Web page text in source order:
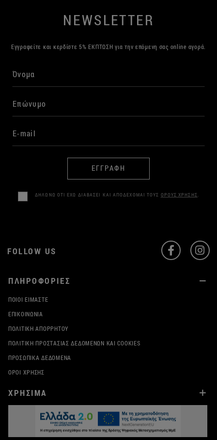
NEWSLETTER
Εγγραφείτε και κερδίστε 5% ΕΚΠΤΩΣΗ για την επόμενη σας online αγορά.
ΕΓΓΡΑΦΗ
ΔΗΛΩΝΩ ΟΤΙ ΕΧΩ ΔΙΑΒΑΣΕΙ ΚΑΙ ΑΠΟΔΕΧΟΜΑΙ ΤΟΥΣ ΟΡΟΥΣ ΧΡΗΣΗΣ.
FOLLOW US
ΠΛΗΡΟΦΟΡΙΕΣ
ΠΟΙΟΙ ΕΊΜΑΣΤΕ
ΕΠΙΚΟΙΝΩΝΊΑ
ΠΟΛΙΤΙΚΉ ΑΠΟΡΡΉΤΟΥ
ΠΟΛΙΤΙΚΉ ΠΡΟΣΤΑΣΊΑΣ ΔΕΔΟΜΈΝΩΝ ΚΑΙ COOKIES
ΠΡΟΣΩΠΙΚΆ ΔΕΔΟΜΈΝΑ
ΌΡΟΙ ΧΡΉΣΗΣ
ΧΡΗΣΙΜΑ